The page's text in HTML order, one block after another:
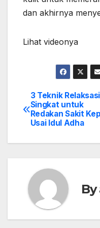
dan akhirnya
Lihat videonya
Post
3 Teknik Relaksasi
Singkat untuk
Redakan Sakit
Usai Idul Adha
By